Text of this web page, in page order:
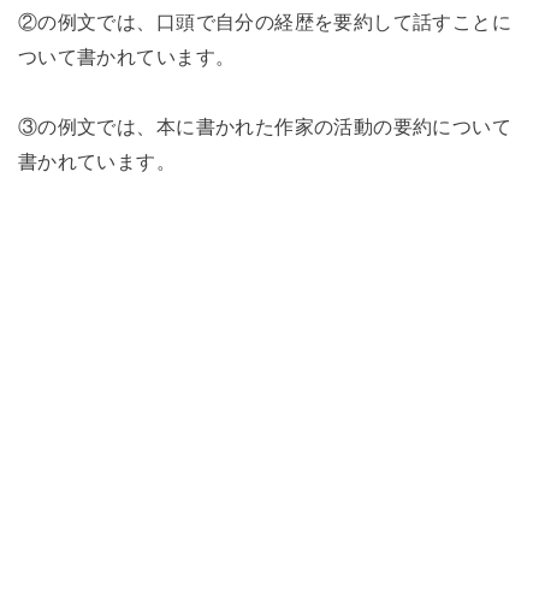
②の例文では、口頭で自分の経歴を要約して話すことに
ついて書かれています。
③の例文では、本に書かれた作家の活動の要約について
書かれています。